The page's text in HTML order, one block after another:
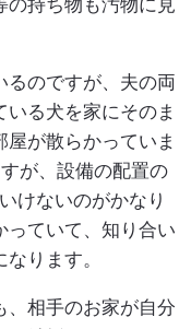
の持ち物も汚物に見
るのですが、夫の両
る犬を家にそのま
が散らかっていま
が、設備の配置の
けないのがかなり
っていて、知り合い
ります。
、相手のお家が自分